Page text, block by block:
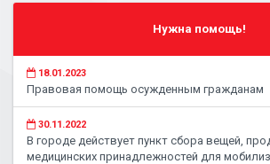
Нужна помощь!
18.01.2023
Правовая помощь осужденным гражданам
30.11.2022
В городе действует пункт сбора вещей,
медицинских принадлежностей для